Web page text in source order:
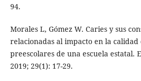
94.
Morales L, Gómez W. Caries y sus
relacionadas al impacto en la calidad
preescolares de una escuela estatal.
2019; 29(1): 17-29.